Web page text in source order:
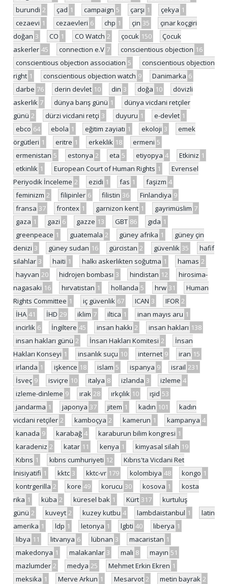
burundi 2 çad 1 campaign 5 çarşı 1 çekya 1
cezaevi 1 cezaevleri 6 chp 1 çin 35
çınar koçgiri
doğan 3 CO 1 CO Watch 2 çocuk 150
Çocuk
askerler 45 connection e.V 7 conscientious objection 16
conscientious objection association 5
conscientious objection
right 1 conscientious objection watch 9 Danimarka 6
darbe 76 derin devlet 10 din 3 doğa 10
dövizli
askerlik 7 dünya barış günü 1
dünya vicdani retçiler
günü 2 dürzi vicdani retçi 3 duyuru 1 e-devlet 1
ebco 64 ebola 1 eğitim zayiatı 1 ekoloji 3
emek
örgütleri 1 eritre 1 erkeklik 18 ermeni 5
ermenistan 5 estonya 2 eta 5 etiyopya 4 Etkiniz 1
etkinlik 1 European Court of Human Rights 1
Evrensel
Periyodik İnceleme 2 ezidi 1 fas 1 faşizm 4
feminizm 2 filipinler 6 filistin 36 Finlandiya 9
fransa 37 frontex 1 garnizon kent 1 gayrimüslim 7
gaza 1 gazi 6 gazze 13 GBT 86 gıda 1
greenpeace 1 guatemala 2 güney afrika 1
güney çin
denizi 3 güney sudan 16 gürcistan 2 güvenlik 35
hafif
silahlar 3 haiti 1 halkı askerlikten soğutma 1 hamas 2
hayvan 20 hidrojen bombası 3 hindistan 12
hirosima-
nagasaki 16 hırvatistan 1 hollanda 5 hrw 31
Human
Rights Committee 1 iç güvenlik 67 ICAN 3 IFOR 2
İHA 41 İHD 29 iklim 7 iltica 1 inan mayıs aru 1
incirlik 6 İngiltere 45 insan hakkı 2 insan hakları 138
insan hakları günü 2 İnsan Hakları Komitesi 2
İnsan
Hakları Konseyi 1 insanlık suçu 10 internet 9 iran 15
irlanda 1 işkence 18 islam 5 ispanya 9 israil 231
İsveç 9 isviçre 10 italya 8 izlanda 3 izleme 4
izleme-dinleme 9 ırak 28 ırkçılık 10 ışid 53
jandarma 1 japonya 37 jitem 1 kadın 101
kadın
vicdani retçiler 2 kamboçya 2 kamerun 1 kampanya 4
kanada 9 karabağ 4 karaburun bilim kongresi 1
karadeniz 2 katar 11 kenya 1 kimyasal silah 19
Kıbrıs 1 kıbrıs cumhuriyeti 12
Kıbrıs'ta Vicdani Ret
İnisiyatifi 1 kktc 3 kktc-vr 179 kolombiya 48 kongo 1
kontrgerilla 2 kore 49 korucu 30 kosova 1
kosta
rika 1 küba 2 küresel bak 1 Kürt 317
kurtuluş
günü 2 kuveyt 2 kuzey kutbu 4 lambdaistanbul 1
latin
amerika 1 ldp 1 letonya 1 lgbti 40 liberya 1
libya 11 litvanya 6 lübnan 3 macaristan 1
makedonya 1 malakanlar 3 mali 8 mayın 51
mazlumder 2 medya 25 Mehmet Erkin Ekren 1
meksika 1 Merve Arkun 1 Mesarvot 2 metin bayrak 2